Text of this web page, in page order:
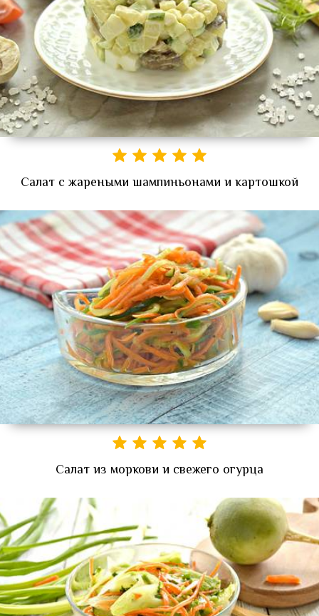
Салат с жареными шампиньонами и картошкой
Салат из моркови и свежего огурца